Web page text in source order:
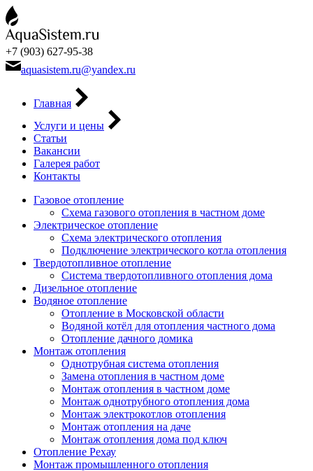
+7 (903) 627-95-38
aquasistem.ru@yandex.ru
Главная
Услуги и цены
Статьи
Вакансии
Галерея работ
Контакты
Газовое отопление
Схема газового отопления в частном доме
Электрическое отопление
Схема электрического отопления
Подключение электрического котла отопления
Твердотопливное отопление
Система твердотопливного отопления дома
Дизельное отопление
Водяное отопление
Отопление в Московской области
Водяной котёл для отопления частного дома
Отопление дачного домика
Монтаж отопления
Однотрубная система отопления
Замена отопления в частном доме
Монтаж отопления в частном доме
Монтаж однотрубного отопления дома
Монтаж электрокотлов отопления
Монтаж отопления на даче
Монтаж отопления дома под ключ
Отопление Рехау
Монтаж промышленного отопления